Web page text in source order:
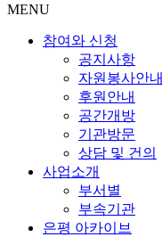
MENU
참여와 신청
공지사항
자원봉사안내
후원안내
공간개방
기관방문
상담 및 건의
사업소개
부서별
부속기관
은평 아카이브